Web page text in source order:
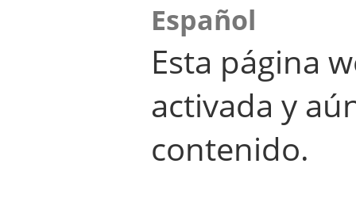
Español
Esta página
activada y
contenido.